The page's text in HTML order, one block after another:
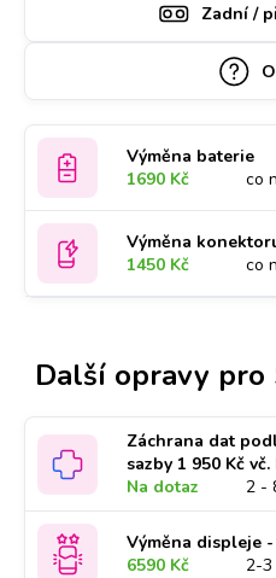
Zadní /
Výměna baterie
1690 Kč
co
Výměna
1450 Kč
co
Další opravy pro
Záchrana dat
sazby 1 950 Kč
Na dotaz
2 -
Výměna displeje
6590 Kč
2-3